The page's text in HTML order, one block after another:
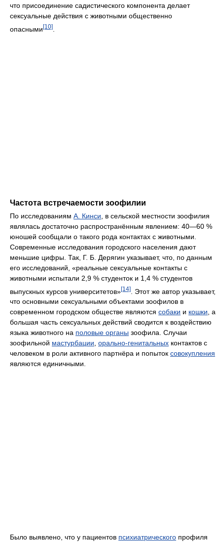
что присоединение садисти­ческого компонента дела­ет
сексуальные действия с животными общественно
опасными[10]
Частота встречаемости зоофилии
По исследованиям А. Кинси , в сельской местности зоофилия
являлась достаточно распространённым явлением: 40—60 %
юношей сообщали о такого рода контактах с животными.
Современные исследования городского населения дают
меньшие цифры. Так, Г. Б. Дерягин указывает, что, по данным
его исследований, «реальные сексуальные контакты с
животными испытали 2,9 % студенток и 1,4 % студентов
выпускных курсов университетов»[14]
. Этот же автор указывает,
что основными сексуальными объектами зоофилов в
современном городском обществе являются собаки и кошки, а
большая часть сексуальных действий сводится к воздействию
языка животного на половые органы зоофила. Случаи
зоофильной мастурбации, орально-генитальных контактов с
человеком в роли активного партнёра и попыток совокупления
являются единичными.
Было выявлено, что у пациентов психиатрического профиля